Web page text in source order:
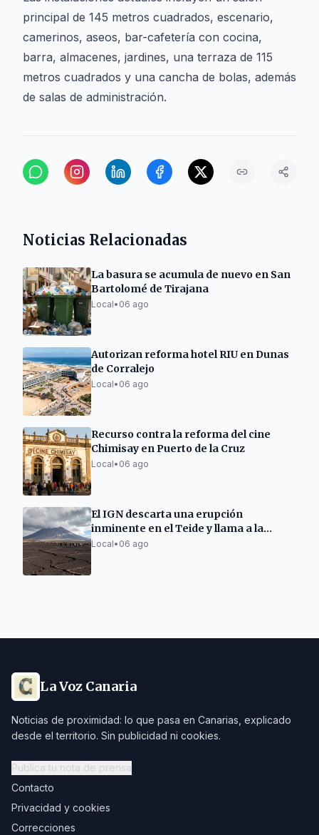
principal de 145 metros cuadrados, escenario,
camerinos, aseos, bar-cafetería con cocina,
barra, almacenes, jardines, una terraza de 115
metros cuadrados y una cancha de bolas, además
de salas de administración.
Noticias Relacionadas
La basura se acumula de nuevo en San
Bartolomé de Tirajana
Local• 06 ago
Autorizan reforma hotel RIU en Dunas
de Corralejo
Local• 06 ago
Recurso contra la reforma del cine
Chimisay en Puerto de la Cruz
Local• 06 ago
El IGN descarta una erupción
inminente en el Teide y llama a la
calma
Local• 06 ago
La Voz Canaria
Noticias de proximidad: lo que pasa en Canarias, explicado
desde el territorio. Sin publicidad ni cookies.
Publica tu nota de prensa
Contacto
Privacidad y cookies
Correcciones